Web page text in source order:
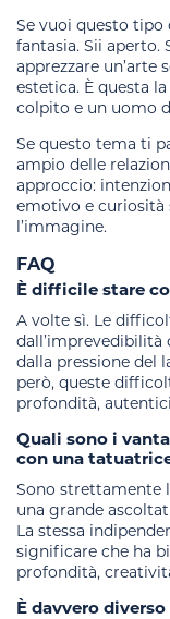
Se vuoi questo
fantasia. Sii aperto.
apprezzare un’arte
estetica. È questa
colpito e un uomo
Se questo tema ti
ampio delle
approccio:
emotivo e curiosità
l’immagine.
FAQ
È difficile stare
A volte sì. Le
dall’imprevedibilità
dalla pressione del
però, queste
profondità,
Quali sono i
con una
Sono strettamente
una grande
La stessa
significare che ha
profondità,
È davvero